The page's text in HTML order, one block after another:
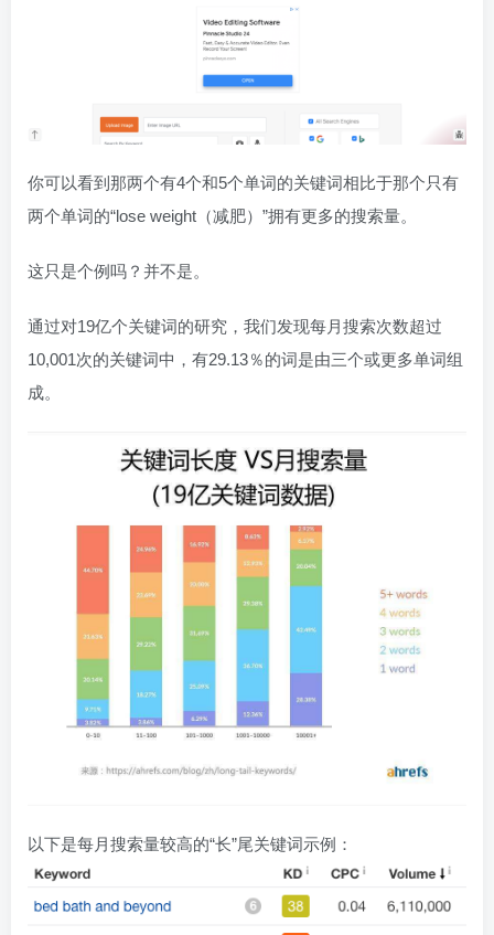
你可以看到那两个有4个和5个单词的关键词相比于那个只有
两个单词的“lose weight（减肥）”拥有更多的搜索量。
这只是个例吗？并不是。
通过对19亿个关键词的研究，我们发现每月搜索次数超过
10,001次的关键词中，有29.13％的词是由三个或更多单词组
成。
以下是每月搜索量较高的“长”尾关键词示例：